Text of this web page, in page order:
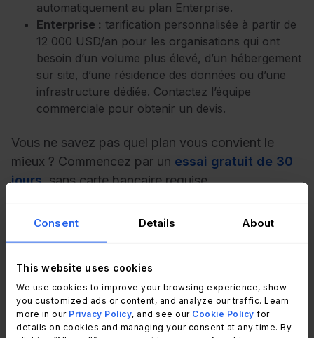
Consent Details About
This website uses cookies
We use cookies to improve your browsing experience, show
you customized ads or content, and analyze our traffic. Learn
more in our Privacy Policy, and see our Cookie Policy for
details on cookies and managing your consent at any time. By
automatiquement au plan Enterprise.
Enterprise : tarification personnalisée à partir de
12 000 USD/an pour les organisations qui ont
besoin d’un volume plus élevé, d’un hébergement
sur site, d’une résidence des données ou d’une
infrastructure dédiée. Contactez l’équipe
commerciale pour obtenir un devis.
Vous ne savez pas quel plan vous convient le
mieux ? Commencez par un essai gratuit de 30
jours, sans carte bancaire requise.
2. Device42